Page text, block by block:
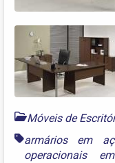
Móveis de
armários em
operacionais